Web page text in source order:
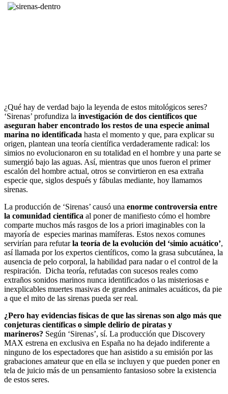
¿Qué hay de verdad bajo la leyenda de estos mitológicos seres?
‘Sirenas’ profundiza la investigación de dos científicos que
aseguran haber encontrado los restos de una especie animal
marina no identificada hasta el momento y que, para explicar su
origen, plantean una teoría científica verdaderamente radical: los
simios no evolucionaron en su totalidad en el hombre y una parte se
sumergió bajo las aguas. Así, mientras que unos fueron el primer
escalón del hombre actual, otros se convirtieron en esa extraña
especie que, siglos después y fábulas mediante, hoy llamamos
sirenas.
La producción de ‘Sirenas’ causó una enorme controversia entre
la comunidad científica al poner de manifiesto cómo el hombre
comparte muchos más rasgos de los a priori imaginables con la
mayoría de especies marinas mamíferas. Estos nexos comunes
servirían para refutarla teoría de la evolución del ‘simio acuático’,
así llamada por los expertos científicos, como la grasa subcutánea, la
ausencia de pelo corporal, la habilidad para nadar o el control de la
respiración. Dicha teoría, refutadas con sucesos reales como
extraños sonidos marinos nunca identificados o las misteriosas e
inexplicables muertes masivas de grandes animales acuáticos, da pie
a que el mito de las sirenas pueda ser real.
¿Pero hay evidencias físicas de que las sirenas son algo más que
conjeturas científicas o simple delirio de piratas y
marineros? Según ‘Sirenas’, sí. La producción que Discovery
MAX estrena en exclusiva en España no ha dejado indiferente a
ninguno de los espectadores que han asistido a su emisión por las
grabaciones amateur que en ella se incluyen y que pueden poner en
tela de juicio más de un pensamiento fantasioso sobre la existencia
de estos seres.